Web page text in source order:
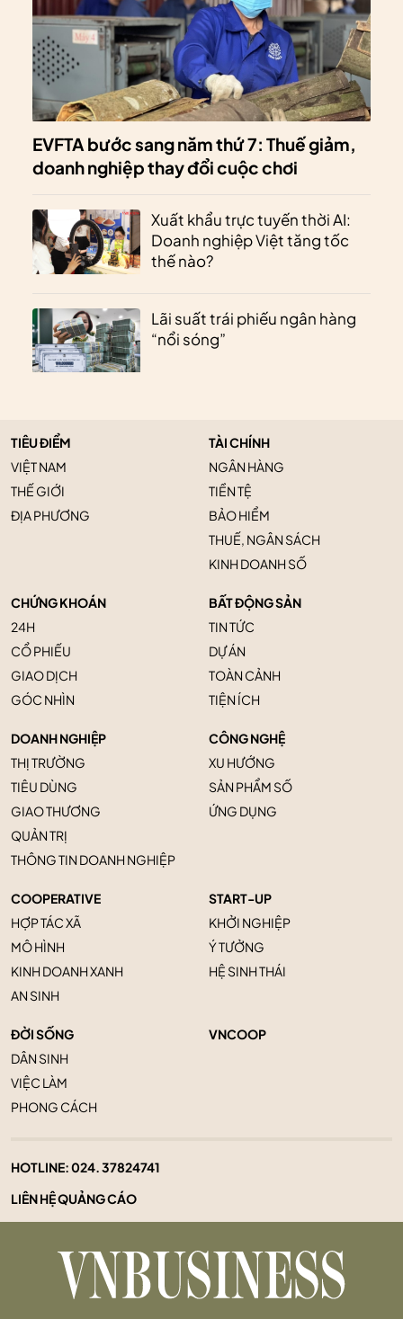
EVFTA bước sang năm thứ 7: Thuế giảm,
doanh nghiệp thay đổi cuộc chơi
Xuất khẩu trực tuyến thời AI:
Doanh nghiệp Việt tăng tốc
thế nào?
Lãi suất trái phiếu ngân hàng
“nổi sóng”
TIÊU ĐIỂM
VIỆT NAM
THẾ GIỚI
ĐỊA PHƯƠNG
TÀI CHÍNH
NGÂN HÀNG
TIỀN TỆ
BẢO HIỂM
THUẾ, NGÂN SÁCH
KINH DOANH SỐ
CHỨNG KHOÁN
24H
CỔ PHIẾU
GIAO DỊCH
GÓC NHÌN
BẤT ĐỘNG SẢN
TIN TỨC
DỰ ÁN
TOÀN CẢNH
TIỆN ÍCH
DOANH NGHIỆP
THỊ TRƯỜNG
TIÊU DÙNG
GIAO THƯƠNG
QUẢN TRỊ
THÔNG TIN DOANH NGHIỆP
CÔNG NGHỆ
XU HƯỚNG
SẢN PHẨM SỐ
ỨNG DỤNG
COOPERATIVE
HỢP TÁC XÃ
MÔ HÌNH
KINH DOANH XANH
AN SINH
START-UP
KHỞI NGHIỆP
Ý TƯỞNG
HỆ SINH THÁI
ĐỜI SỐNG
DÂN SINH
VIỆC LÀM
PHONG CÁCH
VNCOOP
HOTLINE:024. 37824741
LIÊN HỆ QUẢNG CÁO